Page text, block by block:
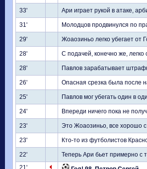
33' Ари играет рукой в атаке,
31' Молодцов продвинулся по
29' Жоаозиньо легко убегает от
28' С подачей, конечно же,
28' Павлов зарабатывает
26' Опасная срезка была после
25' Павлов мог убегать один в
24' Впереди ничего пока не
23' Это Жоаозиньо, все хорошо
23' Кто-то из футболистов
22'
Теперь Ари бьет примерно с
21'